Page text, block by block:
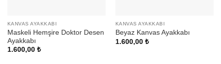
KANVAS AYAKKABI
Maskeli Hemşire Doktor Desen
Ayakkabı
1.600,00 ₺
KANVAS AYAKKABI
Beyaz Kanvas Ayakkabı
1.600,00 ₺